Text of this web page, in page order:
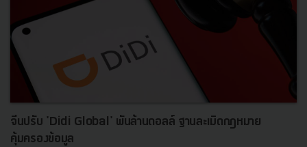
จีนปรับ 'Didi Global' พันล้านดอลล์ ฐานละเมิดกฎหมาย
คุ้มครองข้อมูล